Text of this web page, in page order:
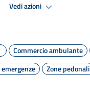
Vedi azioni
Commercio ambulante
Zone pedonali